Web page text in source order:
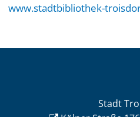
www.stadtbibliothek-
Stadt